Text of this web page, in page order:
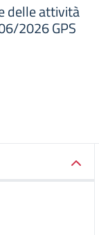
delle attività
2026 GPS